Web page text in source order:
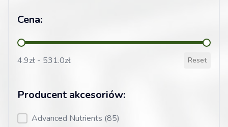
Cena:
Cena:
4.9zł - 531.0zł Reset
Producent akcesoriów:
Producent akcesoriów:
Advanced Nutrients (85)